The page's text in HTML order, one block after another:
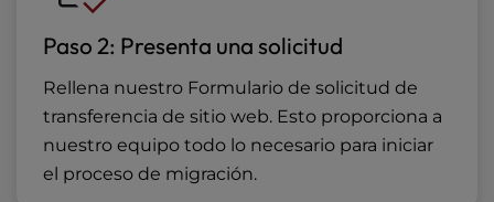
Paso 2: Presenta una solicitud
Rellena nuestro Formulario de solicitud de
transferencia de sitio web. Esto proporciona a
nuestro equipo todo lo necesario para iniciar
el proceso de migración.